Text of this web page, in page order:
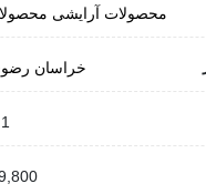
محصولات آرایشی
خراسان
1 سال قبل
199,800